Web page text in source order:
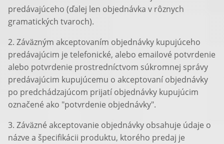
predávajúceho (ďalej len objednávka v rôznych
gramatických tvaroch).
2. Záväzným akceptovaním objednávky kupujúceho
predávajúcim je telefonické, alebo emailové potvrdenie
alebo potvrdenie prostredníctvom súkromnej správy
predávajúcim kupujúcemu o akceptovaní objednávky
po predchádzajúcom prijatí objednávky kupujúcim
označené ako "potvrdenie objednávky".
3. Záväzné akceptovanie objednávky obsahuje údaje o
názve a špecifikácii produktu, ktorého predaj je